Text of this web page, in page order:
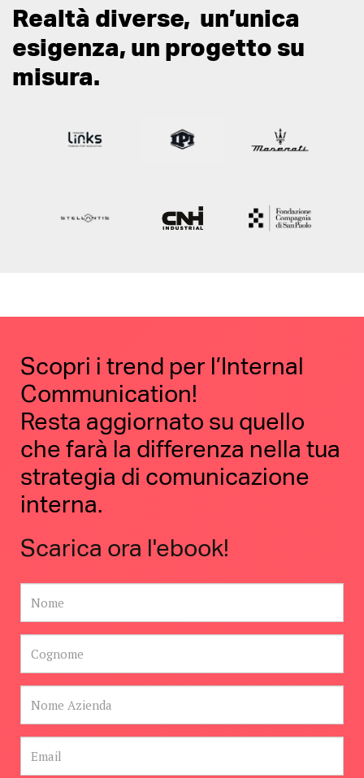
Realtà diverse, un’unica
esigenza, un progetto su
misura.
Scopri i trend per l’Internal
Communication!
Resta aggiornato su quello
che farà la differenza nella tua
strategia di comunicazione
interna.
Scarica ora l'ebook!